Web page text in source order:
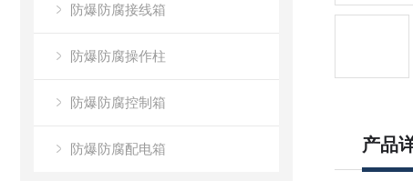
防爆防腐接线箱
防爆防腐操作柱
防爆防腐控制箱
防爆防腐配电箱 产品